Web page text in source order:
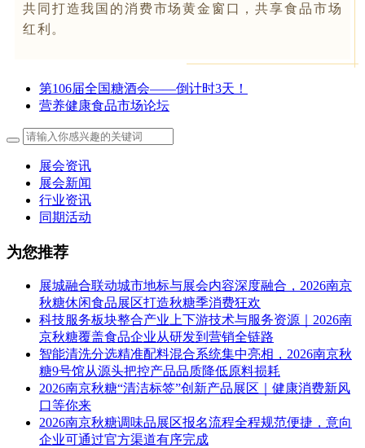
共同打造我国的消费市场黄金窗口，共享食品市场
红利。
第106届全国糖酒会——倒计时3天！
营养健康食品市场论坛
展会资讯
展会新闻
行业资讯
同期活动
为您推荐
展城融合联动城市地标与展会内容深度融合，2026南京
秋糖休闲食品展区打造秋糖季消费狂欢
科技服务板块整合产业上下游技术与服务资源｜2026南
京秋糖覆盖食品企业从研发到营销全链路
智能清洗分选精准配料混合系统集中亮相，2026南京秋
糖9号馆从源头把控产品品质降低原料损耗
2026南京秋糖“清洁标签”创新产品展区｜健康消费新风
口等你来
2026南京秋糖调味品展区报名流程全程规范便捷，意向
企业可通过官方渠道有序完成